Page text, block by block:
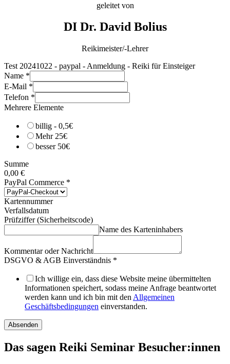
geleitet von
DI Dr. David Bolius
Reikimeister/-Lehrer
Test 20241022 - paypal - Anmeldung - Reiki für Einsteiger
Name *
E-Mail *
Telefon *
Mehrere Elemente
billig - 0,5€
Mehr 25€
besser 50€
Summe
0,00 €
PayPal Commerce *
Kartennummer
Verfallsdatum
Prüfziffer (Sicherheitscode)
Name des Karteninhabers
Kommentar oder Nachricht
DSGVO & AGB Einverständnis *
Ich willige ein, dass diese Website meine übermittelten
Informationen speichert, sodass meine Anfrage beantwortet
werden kann und ich bin mit den Allgemeinen
Geschäftsbedingungen einverstanden.
Absenden
Das sagen Reiki Seminar Besucher:innen